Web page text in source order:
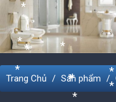
*
*
*
*
*
*
*
*
*
*
Trang Chủ Sản phẩm